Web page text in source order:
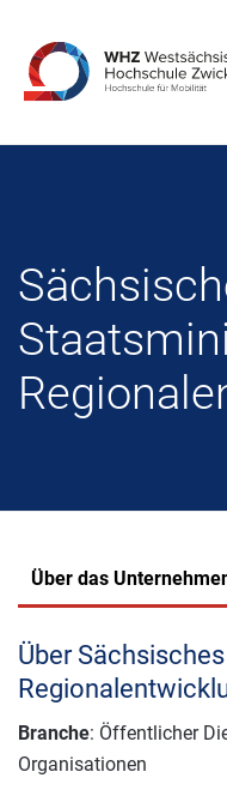
Über das
Über
Branche: Öffentlicher
Organisationen